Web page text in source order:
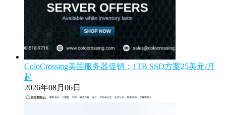
ColoCrossing美国服务器促销：1TB SSD方案25美元/月
起
2026年08月06日